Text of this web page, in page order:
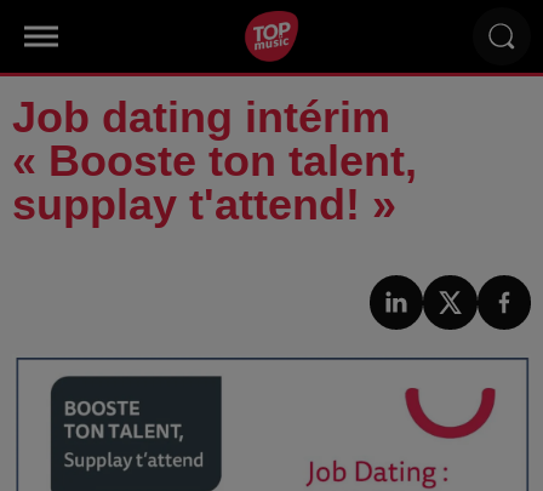
Job dating intérim
« Booste ton talent,
supplay t'attend! »